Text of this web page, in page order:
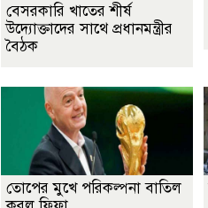
বেসরকারি খাতের শীর্ষ
উদ্যোক্তাদের সাথে প্রধানমন্ত্রীর
বৈঠক
তোপের মুখে পরিকল্পনা বাতিল